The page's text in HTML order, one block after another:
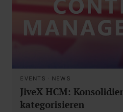
EVENTS · NEWS
JiveX HCM:
kategorisieren